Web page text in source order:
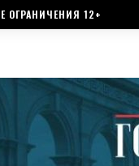
ОГРАНИЧЕНИЯ 12+